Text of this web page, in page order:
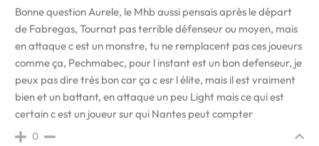
Bonne question Aurele, le Mhb aussi pensais après le départ
de Fabregas, Tournat pas terrible défenseur ou moyen, mais
en attaque c est un monstre, tu ne remplacent pas ces joueurs
comme ça, Pechmabec, pour l instant est un bon defenseur, je
peux pas dire très bon car ça c esr l élite, mais il est vraiment
bien et un battant, en attaque un peu Light mais ce qui est
certain c est un joueur sur qui Nantes peut compter
0